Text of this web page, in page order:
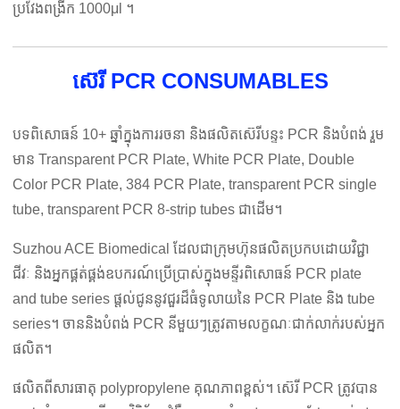
ប្រវែងពង្រីក 1000μl ។
ស៊េរី PCR CONSUMABLES
បទពិសោធន៍ 10+ ឆ្នាំក្នុងការរចនា និងផលិតស៊េរីបន្ទះ PCR និងបំពង់ រួម
មាន Transparent PCR Plate, White PCR Plate, Double
Color PCR Plate, 384 PCR Plate, transparent PCR single
tube, transparent PCR 8-strip tubes ជាដើម។
Suzhou ACE Biomedical ដែលជាក្រុមហ៊ុនផលិតប្រកបដោយវិជ្ជា
ជីវៈ និងអ្នកផ្គត់ផ្គង់ឧបករណ៍ប្រើប្រាស់ក្នុងមន្ទីរពិសោធន៍ PCR plate
and tube series ផ្តល់ជូននូវជួរដ៏ធំទូលាយនៃ PCR Plate និង tube
series។ ចាននិងបំពង់ PCR នីមួយៗត្រូវតាមលក្ខណៈជាក់លាក់របស់អ្នក
ផលិត។
ផលិតពីសារធាតុ polypropylene គុណភាពខ្ពស់។ ស៊េរី PCR ត្រូវបាន